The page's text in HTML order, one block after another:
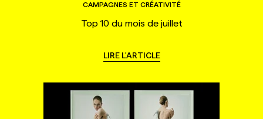
CAMPAGNES ET CRÉATIVITÉ
Top 10 du mois de juillet
LIRE L'ARTICLE